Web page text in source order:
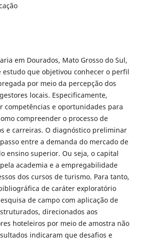
em Dourados, Mato Grosso do Sul,
estudo que objetivou conhecer o perfil
por meio da percepção dos
locais. Especificamente,
competências e oportunidades para
compreender o processo de
e carreiras. O diagnóstico preliminar
entre a demanda do mercado de
ensino superior. Ou seja, o capital
academia e a empregabilidade
dos cursos de turismo. Para tanto,
de caráter exploratório
de campo com aplicação de
direcionados aos
hoteleiros por meio de amostra não
indicaram que desafios e